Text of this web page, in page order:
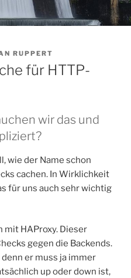
RUPPERT
für HTTP-
wir das und
wie der Name schon
cachen. In Wirklichkeit
für uns auch sehr wichtig
mit HAProxy. Dieser
gegen die Backends.
er muss ja immer
up oder down ist,